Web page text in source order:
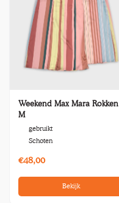
Weekend Max Mara Rokken
M
gebruikt
Schoten
€48,00
Bekijk